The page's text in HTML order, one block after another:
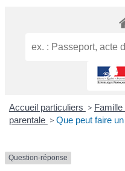
Accueil particuliers >
parentale > Que peut faire
Question-réponse